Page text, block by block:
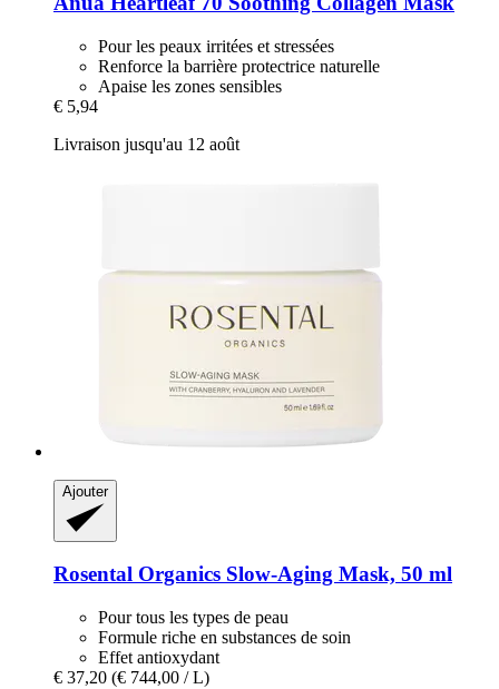
Pour les peaux irritées et stressées
Renforce la barrière protectrice naturelle
Apaise les zones sensibles
€ 5,94
Livraison jusqu'au 12 août
Ajouter
Rosental Organics Slow-​Aging Mask, 50 ml
Pour tous les types de peau
Formule riche en substances de soin
Effet antioxydant
€ 37,20 (€ 744,00 / L)